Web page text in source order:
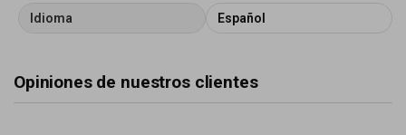
Idioma Español
Opiniones de nuestros clientes